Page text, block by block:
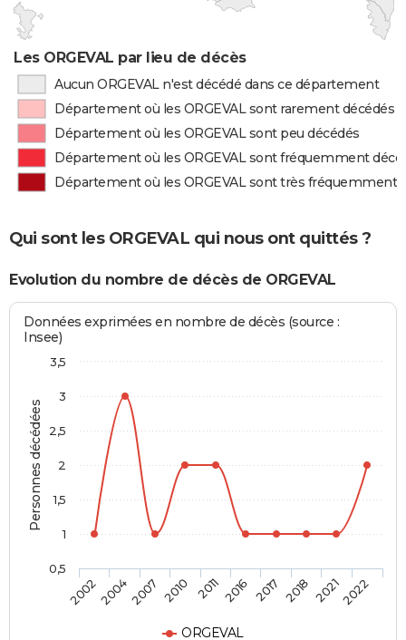
Les ORGEVAL par lieu de décès
Aucun ORGEVAL n'est décédé dans ce département
Département où les ORGEVAL sont rarement décédés
Département où les ORGEVAL sont peu décédés
Département où les ORGEVAL sont fréquemment
Département où les ORGEVAL sont très fréquemment
Qui sont les ORGEVAL qui nous ont quittés ?
Evolution du nombre de décès de ORGEVAL
Personnes décédées
Données exprimées en nombre de décès (source :
Insee)
ORGEVAL
200220042007 2010 2011 2016 2017 2018 20212022
0,5
1
1,5
2
2,5
3
3,5